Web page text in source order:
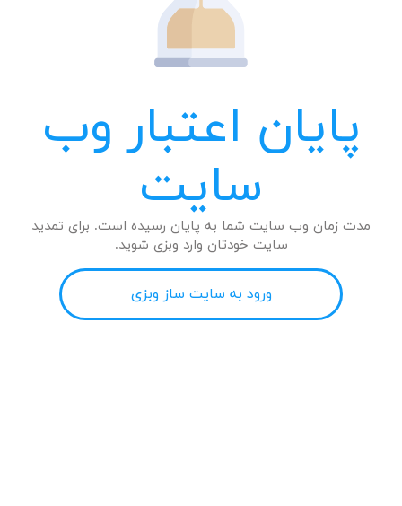
پایان اعتبار وب
سایت
مدت زمان وب سایت شما به پایان رسیده است. برای تمدید
سایت خودتان وارد وبزی شوید.
ورود به سایت ساز وبزی